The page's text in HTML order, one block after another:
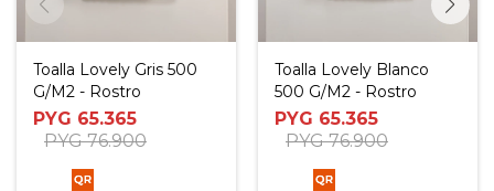
Toalla Lovely Gris 500
G/M2 - Rostro
PYG 65.365
PYG 76.900
Toalla Lovely Blanco
500 G/M2 - Rostro
PYG 65.365
PYG 76.900